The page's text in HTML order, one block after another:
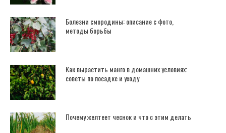
Болезни смородины: описание с фото,
методы борьбы
Как вырастить манго в домашних условиях:
советы по посадке и уходу
Почему желтеет чеснок и что с этим делать